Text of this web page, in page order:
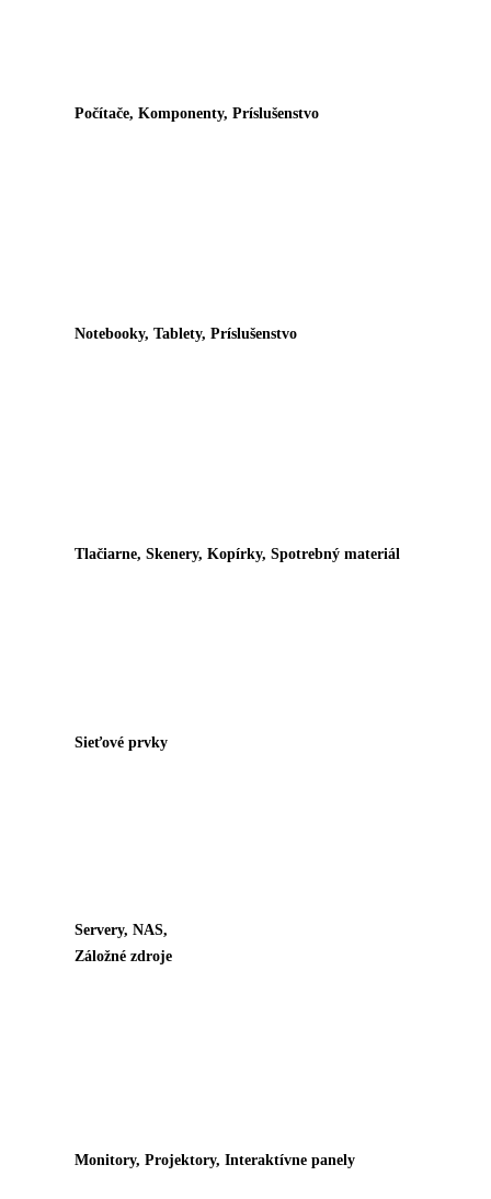
Počítače, Komponenty, Príslušenstvo
Notebooky, Tablety, Príslušenstvo
Tlačiarne, Skenery, Kopírky, Spotrebný materiál
Sieťové prvky
Servery, NAS,
Záložné zdroje
Monitory, Projektory, Interaktívne panely